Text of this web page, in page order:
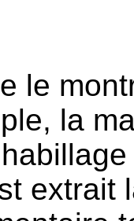
le
la
extrait